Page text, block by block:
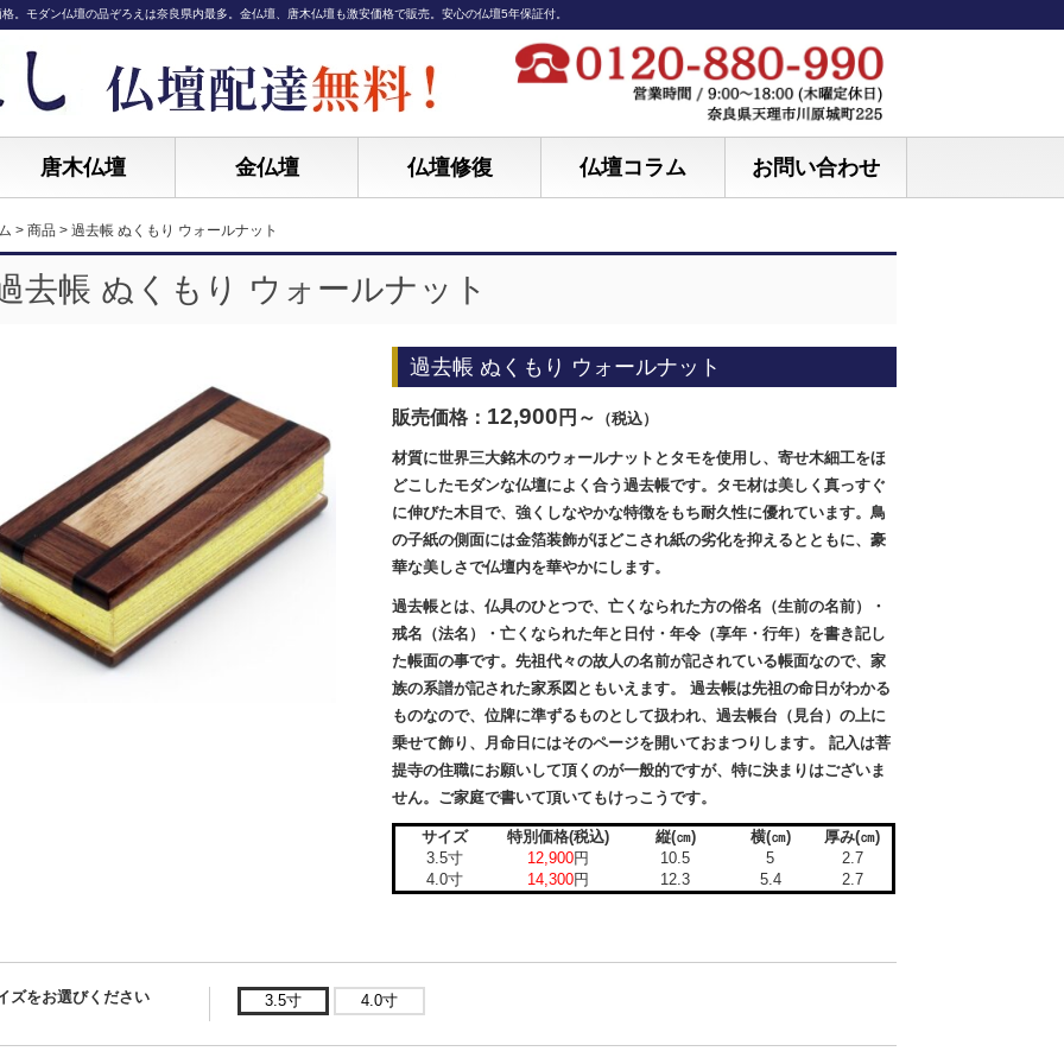
モダン仏壇の品ぞろえは奈良県内最多。金仏壇、唐木仏壇も激安価格で販売。安心の仏壇5年保証付。
唐木仏壇 金仏壇 仏壇修復 仏壇コラム お問い合わせ
> 商品 > 過去帳 ぬくもり ウォールナット
去帳 ぬくもり ウォールナット
過去帳 ぬくもり ウォールナット
販売価格： 12,900 円～ （税込）
材質に世界三大銘木のウォールナットとタモを使用し、寄せ木細工をほ
どこしたモダンな仏壇によく合う過去帳です。タモ材は美しく真っすぐ
に伸びた木目で、強くしなやかな特徴をもち耐久性に優れています。鳥
の子紙の側面には金箔装飾がほどこされ紙の劣化を抑えるとともに、豪
華な美しさで仏壇内を華やかにします。
過去帳とは、仏具のひとつで、亡くなられた方の俗名（生前の名前）・
戒名（法名）・亡くなられた年と日付・年令（享年・行年）を書き記し
た帳面の事です。先祖代々の故人の名前が記されている帳面なので、家
族の系譜が記された家系図ともいえます。 過去帳は先祖の命日がわかる
ものなので、位牌に準ずるものとして扱われ、過去帳台（見台）の上に
乗せて飾り、月命日にはそのページを開いておまつりします。 記入は菩
提寺の住職にお願いして頂くのが一般的ですが、特に決まりはございま
せん。ご家庭で書いて頂いてもけっこうです。
サイズ 特別価格(税込) 縦(㎝) 横(㎝)
厚み(㎝)
3.5寸
12,900円 10.5 5
2.7
4.0寸
14,300円 12.3 5.4 2.7
ズをお選びください 3.5寸 4.0寸